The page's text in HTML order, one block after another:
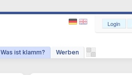
Was ist klamm? Werben
Login